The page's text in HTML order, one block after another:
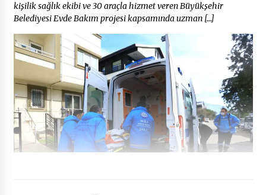
kişilik sağlık ekibi ve 30 araçla hizmet veren Büyükşehir
Belediyesi Evde Bakım projesi kapsamında uzman […]